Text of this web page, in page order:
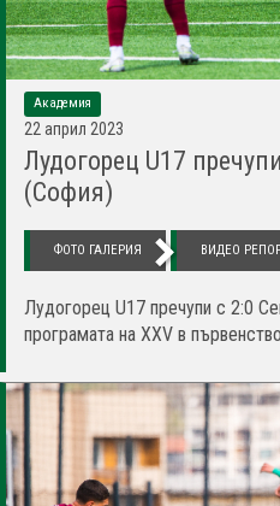
Академия
22 април 2023
Лудогорец U17
(София)
ФОТО ГАЛЕРИЯ ВИДЕО
Лудогорец U17 пречупи с 2:0
програмата на XXV в